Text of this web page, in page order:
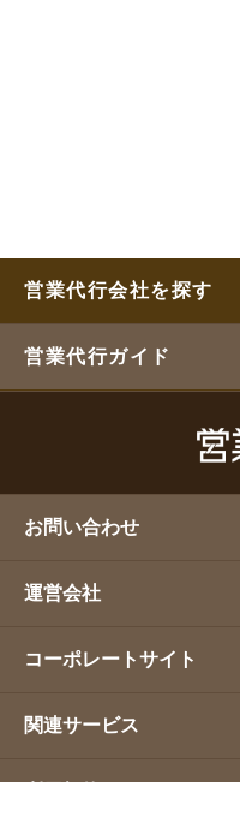
営業代行会社を探す
営業代行ガイド
お問い合わせ
運営会社
コーポレートサイト
関連サービス